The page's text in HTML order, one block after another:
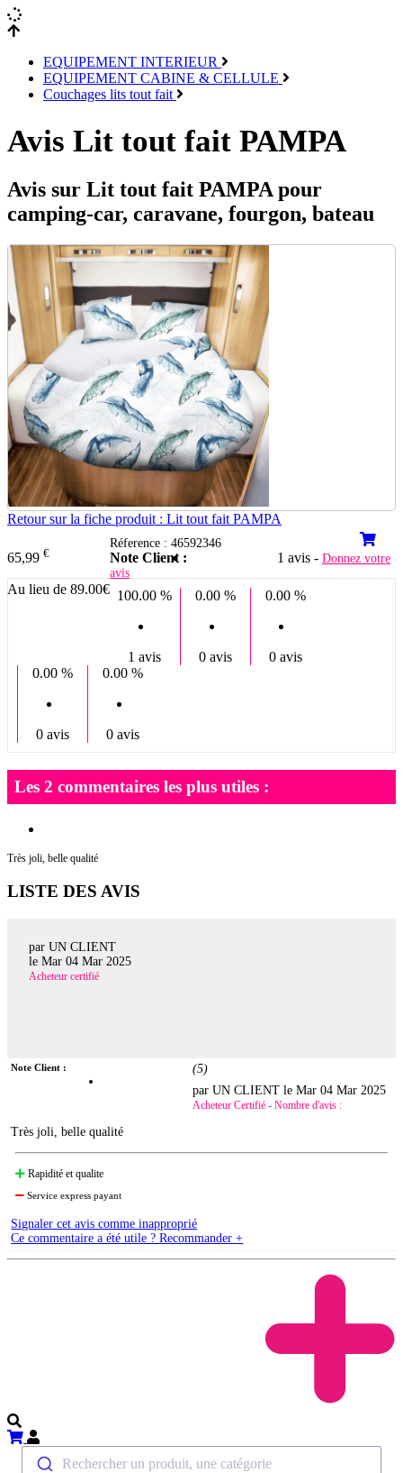
EQUIPEMENT INTERIEUR
EQUIPEMENT CABINE & CELLULE
Couchages lits tout fait
Avis Lit tout fait PAMPA
Avis sur Lit tout fait PAMPA pour
camping-car, caravane, fourgon, bateau
Retour sur la fiche produit : Lit tout fait PAMPA
65,99 €
Au lieu de 89.00€
Réference : 46592346
Note Client : 1 avis - Donnez votre
avis
100.00 %
1 avis
0.00 %
0 avis
0.00 %
0 avis
0.00 %
0 avis
0.00 %
0 avis
Les 2 commentaires les plus utiles :
Très joli, belle qualité
LISTE DES AVIS
par UN CLIENT
le Mar 04 Mar 2025
Acheteur certifié
Note Client : (5)
par UN CLIENT leMar 04 Mar 2025
Acheteur Certifié - Nombre d'avis :
Très joli, belle qualité
Rapidité et qualite
Service express payant
Signaler cet avis comme inapproprié
Ce commentaire a été utile ? Recommander +
Rechercher un produit, une catégorie